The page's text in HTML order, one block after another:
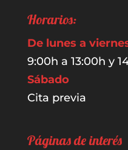
Horarios:
De lunes a
9:00h a 13:00h y
Sábado
Cita previa
Páginas de interés